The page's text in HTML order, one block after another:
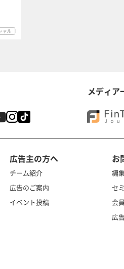
メディア
広告主の方へ
チーム紹介
広告のご案内
イベント投稿
お
編
セ
会
広